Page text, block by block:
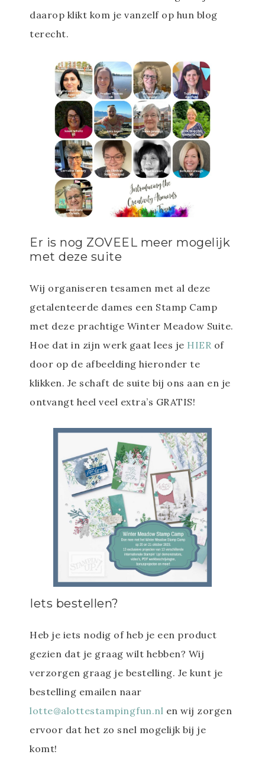
daarop klikt kom je vanzelf op hun blog
terecht.
Er is nog ZOVEEL meer mogelijk
met deze suite
Wij organiseren tesamen met al deze
getalenteerde dames een Stamp Camp
met deze prachtige Winter Meadow Suite.
Hoe dat in zijn werk gaat lees je HIER of
door op de afbeelding hieronder te
klikken. Je schaft de suite bij ons aan en je
ontvangt heel veel extra’s GRATIS!
Iets bestellen?
Heb je iets nodig of heb je een product
gezien dat je graag wilt hebben? Wij
verzorgen graag je bestelling. Je kunt je
bestelling emailen naar
lotte@alottestampingfun.nl en wij zorgen
ervoor dat het zo snel mogelijk bij je
komt!